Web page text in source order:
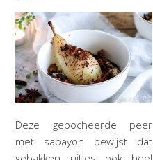
Deze gepocheerde peer
met sabayon bewijst dat